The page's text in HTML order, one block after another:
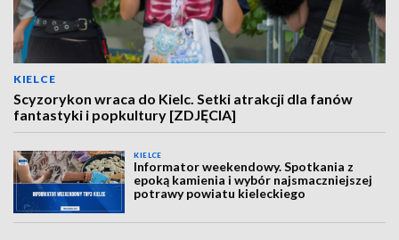
KIELCE
Scyzorykon wraca do Kielc. Setki atrakcji dla fanów
fantastyki i popkultury [ZDJĘCIA]
KIELCE
Informator weekendowy. Spotkania z
epoką kamienia i wybór najsmaczniejszej
potrawy powiatu kieleckiego